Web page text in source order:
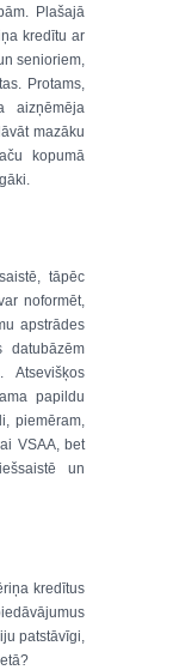
Plašajā
kredītu ar
senioriem,
Protams,
aizņēmēja
mazāku
kopumā
tāpēc
noformēt,
apstrādes
datubāzēm
Atsevišķos
papildu
piemēram,
VSAA, bet
un
kredītus
patstāvīgi,